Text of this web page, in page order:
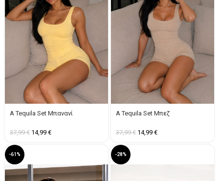
A Tequila Set Μπανανί
37,99€ 14,99 €
A Tequila Set Μπεζ
37,99€ 14,99 €
-61% -28%